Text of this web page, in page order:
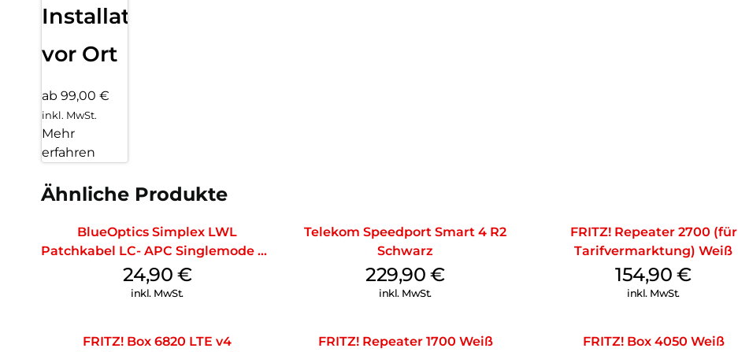
Installation
vor Ort
ab 99,00 €
inkl. MwSt.
Mehr
erfahren
Ähnliche Produkte
BlueOptics Simplex LWL
Patchkabel LC- APC Singlemode 20
m Yellow
24,90 €
inkl. MwSt.
Telekom Speedport Smart 4 R2
Schwarz
229,90€
inkl. MwSt.
FRITZ! Repeater 2700 (für
Tarifvermarktung) Weiß
154,90€
inkl. MwSt.
FRITZ! Box 6820 LTE v4
FRITZ! Repeater 1700 Weiß FRITZ! Box 4050 Weiß